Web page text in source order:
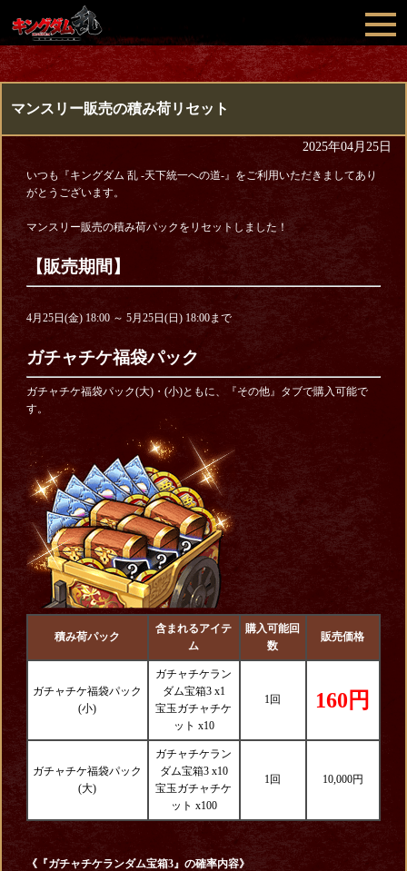
マンスリー販売の積み荷リセット
2025年04月25日
いつも『キングダム 乱 -天下統一への道-』をご利用いただきましてあり
がとうございます。
マンスリー販売の積み荷パックをリセットしました！
【販売期間】
4月25日(金) 18:00 ～ 5月25日(日) 18:00まで
ガチャチケ福袋パック
ガチャチケ福袋パック(大)・(小)ともに、『その他』タブで購入可能で
す。
積み荷パック
含まれるアイテ
ム
購入可能回
数
販売価格
ガチャチケ福袋パック
(小)
ガチャチケラン
ダム宝箱3 x1
宝玉ガチャチケ
ット x10
1回 160円
ガチャチケ福袋パック
(大)
ガチャチケラン
ダム宝箱3 x10
宝玉ガチャチケ
ット x100
1回 10,000円
《『ガチャチケランダム宝箱3』の確率内容》